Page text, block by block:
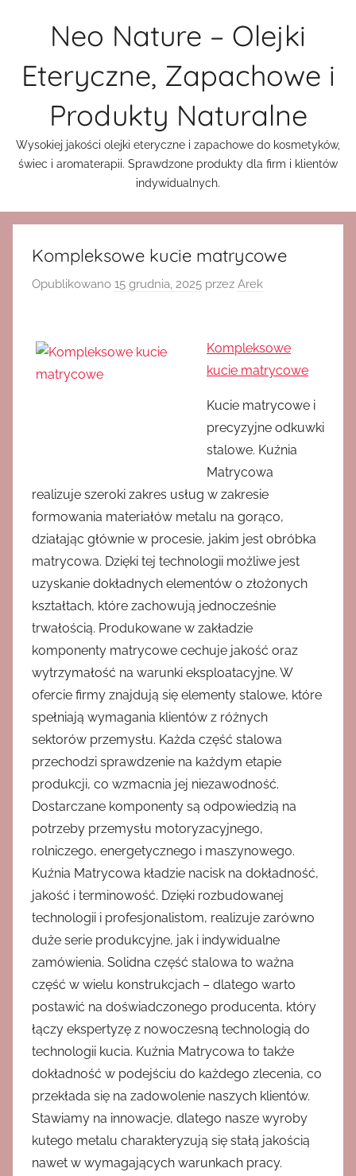
Neo Nature – Olejki
Eteryczne, Zapachowe i
Produkty Naturalne
Wysokiej jakości olejki eteryczne i zapachowe do kosmetyków,
świec i aromaterapii. Sprawdzone produkty dla firm i klientów
indywidualnych.
Kompleksowe kucie matrycowe
Opublikowano 15 grudnia, 2025 przez Arek
Kompleksowe
kucie matrycowe
Kucie matrycowe i
precyzyjne odkuwki
stalowe. Kuźnia
Matrycowa
realizuje szeroki zakres usług w zakresie
formowania materiałów metalu na gorąco,
działając głównie w procesie, jakim jest obróbka
matrycowa. Dzięki tej technologii możliwe jest
uzyskanie dokładnych elementów o złożonych
kształtach, które zachowują jednocześnie
trwałością. Produkowane w zakładzie
komponenty matrycowe cechuje jakość oraz
wytrzymałość na warunki eksploatacyjne. W
ofercie firmy znajdują się elementy stalowe, które
spełniają wymagania klientów z różnych
sektorów przemysłu. Każda część stalowa
przechodzi sprawdzenie na każdym etapie
produkcji, co wzmacnia jej niezawodność.
Dostarczane komponenty są odpowiedzią na
potrzeby przemysłu motoryzacyjnego,
rolniczego, energetycznego i maszynowego.
Kuźnia Matrycowa kładzie nacisk na dokładność,
jakość i terminowość. Dzięki rozbudowanej
technologii i profesjonalistom, realizuje zarówno
duże serie produkcyjne, jak i indywidualne
zamówienia. Solidna część stalowa to ważna
część w wielu konstrukcjach – dlatego warto
postawić na doświadczonego producenta, który
łączy ekspertyzę z nowoczesną technologią do
technologii kucia. Kuźnia Matrycowa to także
dokładność w podejściu do każdego zlecenia, co
przekłada się na zadowolenie naszych klientów.
Stawiamy na innowacje, dlatego nasze wyroby
kutego metalu charakteryzują się stałą jakością
nawet w wymagających warunkach pracy.